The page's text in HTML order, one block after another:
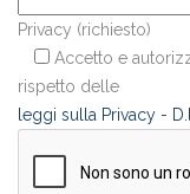
Privacy (richiesto)
Accetto e
rispetto delle
leggi sulla Privacy -